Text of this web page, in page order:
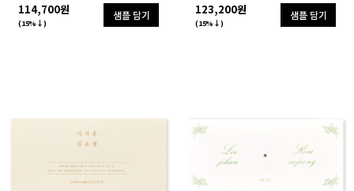
114,700원
(15%↓)
샘플 담기 123,200원
(15%↓)
샘플 담기